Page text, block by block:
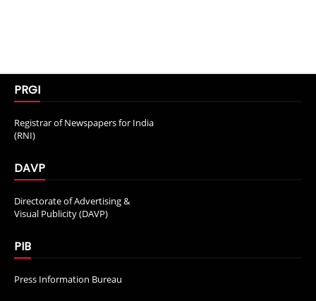
PRGI
Registrar of Newspapers for India
(RNI)
DAVP
Directorate of Advertising &
Visual Publicity (DAVP)
PIB
Press Information Bureau